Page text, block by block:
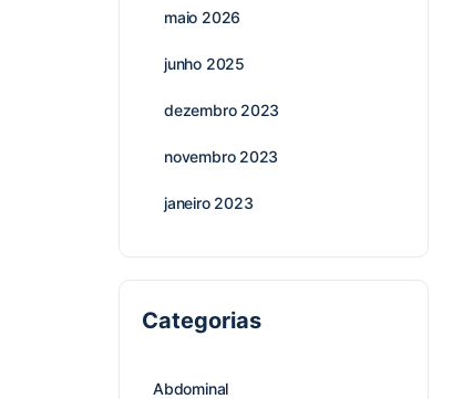
maio 2026
junho 2025
dezembro 2023
novembro 2023
janeiro 2023
Categorias
Abdominal